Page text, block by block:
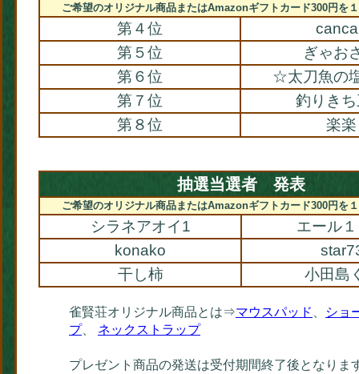
ご希望のオリジナル商品またはAmazonギフトカード300円を
第４位
第５位
ぎゃお
第６位
☆太刀魚の
第７位
釣りき
第８位
楽楽
抽選当選者 発表
ご希望のオリジナル商品またはAmazonギフトカード300円を
シラネアオイ1
エール
konako
干し柿
小田島
雀賢荘オリジナル商品とは⇒マウスパッド
ショ
プ、 ネックストラップ
プレゼント商品の発送は受付期間終了後となりま